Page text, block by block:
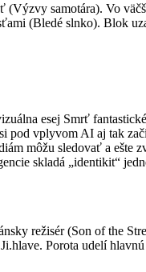
(Výzvy samotára). Vo
(Bledé slnko). Blok
esej Smrť
pod vplyvom AI aj tak
môžu sledovať a ešte
skladá „identikit“
režisér (Son of the
Porota udelí